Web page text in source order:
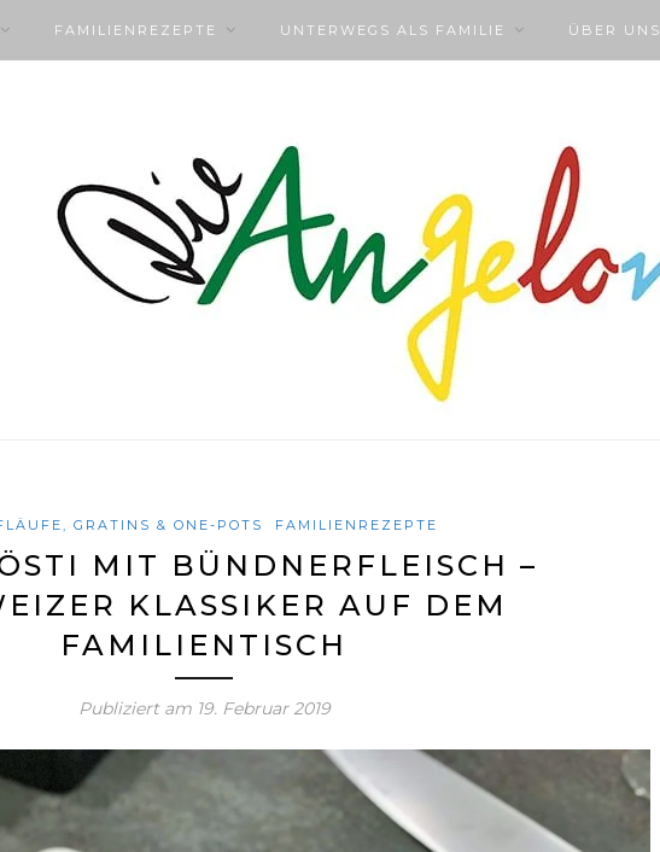
FAMILIENREZEPTE UNTERWEGS ALS FAMILIE ÜBER UNS
GRATINS & ONE-POTS FAMILIENREZEPTE
MIT BÜNDNERFLEISCH –
KLASSIKER AUF DEM
FAMILIENTISCH
Publiziert am 19. Februar 2019